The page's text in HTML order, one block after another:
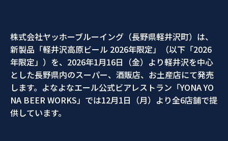
株式会社ヤッホーブルーイング（長野県軽井沢町）は、
新製品「軽井沢高原ビール 2026年限定」（以下「2026
年限定」）を、2026年1月16日（金）より軽井沢を中心
とした長野県内のスーパー、酒販店、お土産店にて発売
します。よなよなエール公式ビアレストラン「YONA YO
NA BEER WORKS」では12月1日（月）より全6店舗で提
供しています。